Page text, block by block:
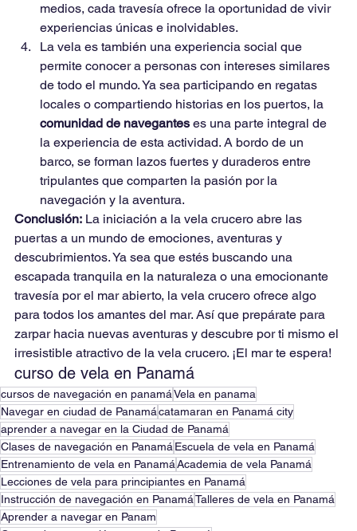
medios, cada travesía ofrece la oportunidad de vivir
experiencias únicas e inolvidables.
La vela es también una experiencia social que
permite conocer a personas con intereses similares
de todo el mundo. Ya sea participando en regatas
locales o compartiendo historias en los puertos, la
comunidad de navegantes es una parte integral de
la experiencia de esta actividad. A bordo de un
barco, se forman lazos fuertes y duraderos entre
tripulantes que comparten la pasión por la
navegación y la aventura.
Conclusión: La iniciación a la vela crucero abre las
puertas a un mundo de emociones, aventuras y
descubrimientos. Ya sea que estés buscando una
escapada tranquila en la naturaleza o una emocionante
travesía por el mar abierto, la vela crucero ofrece algo
para todos los amantes del mar. Así que prepárate para
zarpar hacia nuevas aventuras y descubre por ti mismo el
irresistible atractivo de la vela crucero. ¡El mar te espera!
curso de vela en Panamá
cursos de navegación en panamáVela en panama
Navegar en ciudad de Panamácatamaran en Panamá city
aprender a navegar en la Ciudad de Panamá
Clases de navegación en PanamáEscuela de vela en Panamá
Entrenamiento de vela en PanamáAcademia de vela Panamá
Lecciones de vela para principiantes en Panamá
Instrucción de navegación en PanamáTalleres de vela en Panamá
Aprender a navegar en Panam